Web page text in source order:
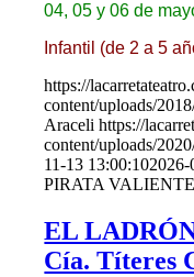
04, 05 y 06 de
Infantil (de 2 a 5
https://
content/uploads/
Araceli https://
content/uploads/
11-13 13:00:102026-
PIRATA VALIENTE
EL
Cía. Títeres